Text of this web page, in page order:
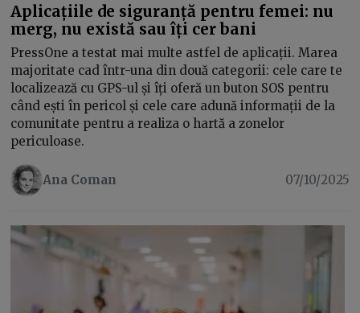
Aplicațiile de siguranță pentru femei: nu
merg, nu există sau îți cer bani
PressOne a testat mai multe astfel de aplicații. Marea
majoritate cad într-una din două categorii: cele care te
localizează cu GPS-ul și îți oferă un buton SOS pentru
când ești în pericol și cele care adună informații de la
comunitate pentru a realiza o hartă a zonelor
periculoase.
Ana Coman 07/10/2025